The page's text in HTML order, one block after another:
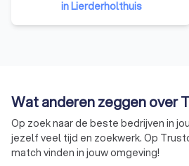
de nodige kennis, ervaring en
vaardigheden te beschikken om
gedragscode van de NGRW. Dit
betekent dat ze niet zomaar hun
eigen gang kunnen gaan, maar
moeten voldoen aan strenge
eisen qua integriteit en
in Lierderholthuis
Wat anderen zeggen over
Op zoek naar de beste bedrijven in
jezelf veel tijd en zoekwerk. Op
match vinden in jouw omgeving!